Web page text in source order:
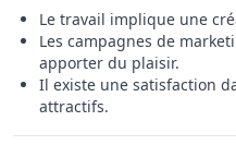
Le travail implique une
Les campagnes de
apporter du plaisir.
Il existe une satisfaction
attractifs.